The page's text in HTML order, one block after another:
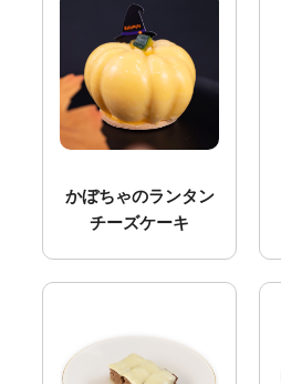
かぼちゃのランタン
チーズケーキ